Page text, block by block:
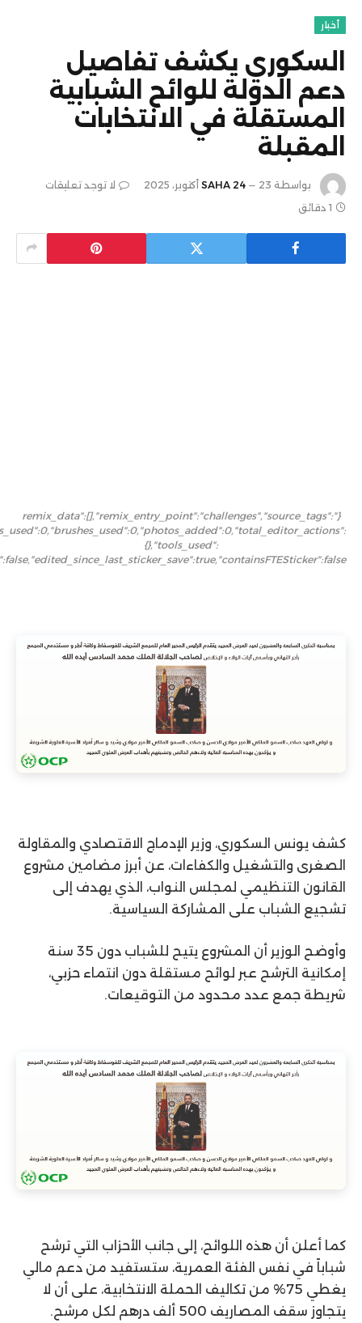
أخبار
السكوري يكشف تفاصيل
دعم الدولة للوائح الشبابية
المستقلة في الانتخابات
المقبلة
بواسطة SAHA 24 23 أكتوبر، 2025
لا توجد تعليقات
1 دقائق
{"remix_data":[],"remix_entry_point":"challenges","source_tags":
{},"tools_used":
كشف يونس السكوري، وزير الإدماج الاقتصادي والمقاولة
الصغرى والتشغيل والكفاءات، عن أبرز مضامين مشروع
القانون التنظيمي لمجلس النواب، الذي يهدف إلى
تشجيع الشباب على المشاركة السياسية.
وأوضح الوزير أن المشروع يتيح للشباب دون 35 سنة
إمكانية الترشح عبر لوائح مستقلة دون انتماء حزبي،
شريطة جمع عدد محدود من التوقيعات.
كما أعلن أن هذه اللوائح، إلى جانب الأحزاب التي ترشح
شباباً في نفس الفئة العمرية، ستستفيد من دعم مالي
يغطي 75% من تكاليف الحملة الانتخابية، على أن لا
يتجاوز سقف المصاريف 500 ألف درهم لكل مرشح.